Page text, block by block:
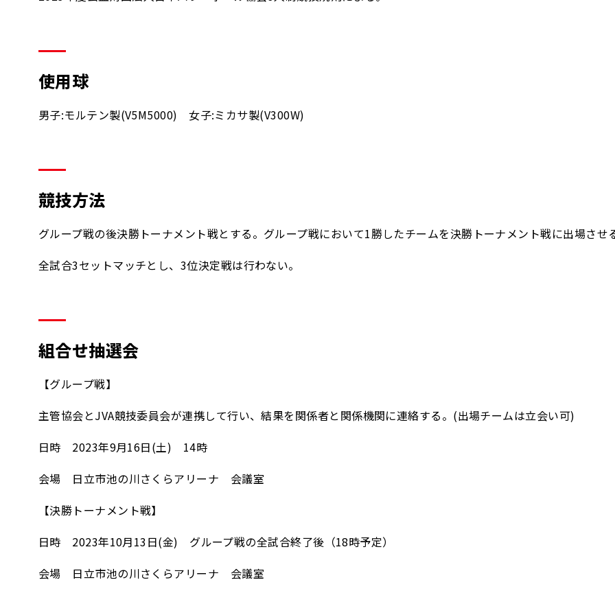
使用球
男子:モルテン製(V5M5000) 女子:ミカサ製(V300W)
競技方法
グループ戦の後決勝トーナメント戦とする。グループ戦において1勝したチームを決勝トーナメント戦に出場させ
全試合3セットマッチとし、3位決定戦は行わない。
組合せ抽選会
【グループ戦】
主管協会とJVA競技委員会が連携して行い、結果を関係者と関係機関に連絡する。(出場チームは立会い可)
日時 2023年9月16日(土) 14時
会場 日立市池の川さくらアリーナ 会議室
【決勝トーナメント戦】
日時 2023年10月13日(金) グループ戦の全試合終了後（18時予定）
会場 日立市池の川さくらアリーナ 会議室